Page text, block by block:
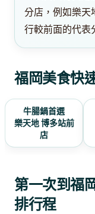
分店，例如樂天
行較前面的代表
福岡美食快
牛腸鍋首選
樂天地 博多站前
店
第一次到福
排行程